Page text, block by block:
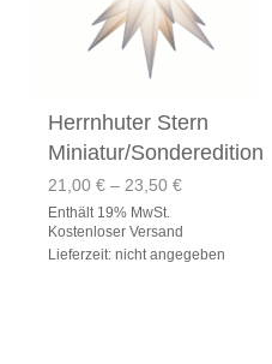
Herrnhuter Stern
Miniatur/Sonderedition
21,00 € – 23,50 €Preisspanne:
bis
23,50 €
Enthält 19% MwSt.
Kostenloser Versand
Lieferzeit: nicht angegeben